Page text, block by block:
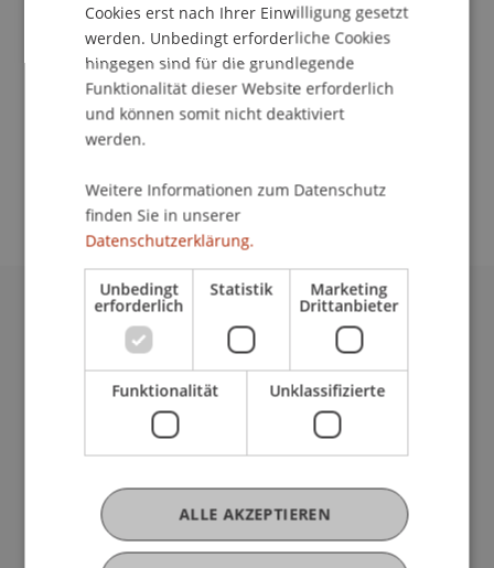
School/Professur:
Kommunikation und Marketing
Veranstaltungsdetails
Universität Liechtenstein
Fürst-Franz-Josef-Strasse
9490 Vaduz
T +423 265 11 11
info@uni.li
Fußzeile Rechtliche Hinweise
Rechtssammlung
Datenschutzerklärung
Disclaimer
Cookies erst nach Ihrer Einwilligung gesetzt
werden. Unbedingt erforderliche Cookies
hingegen sind für die grundlegende
Funktionalität dieser Website erforderlich
und können somit nicht deaktiviert
werden.
Weitere Informationen zum Datenschutz
finden Sie in unserer
Datenschutzerklärung.
Unbedingt
erforderlich
Statistik Marketing
Drittanbieter
Funktionalität Unklassifizierte
ALLE AKZEPTIEREN